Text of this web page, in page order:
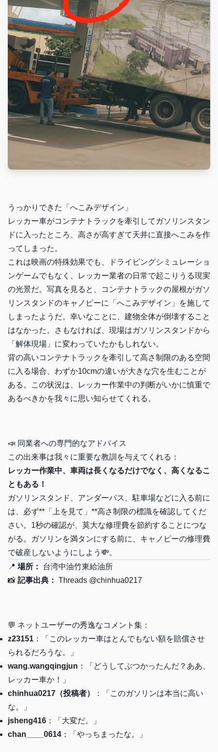
うっかりできた「へこみデザイン」
レッカー車がコンテナトラックを牽引してガソリンスタン
ドに入ったところ、高さが高すぎて天井に直接へこみを作
ってしまった。
これは映画の特殊効果でも、ドライビングシミュレーショ
ンゲームでもなく、レッカー業者の日常で起こりうる現実
の光景だ。写真を見ると、コンテナトラックの屋根がガソ
リンスタンドのキャノピーに「へこみデザイン」を施して
しまったようだ。幸いなことに、建物全体が倒壊すること
はなかった。さもなければ、現場はガソリンスタンドから
「解体現場」に変わっていたかもしれない。
背の高いコンテナトラックを牽引して高さ制限のある空間
に入る場合、わずか10cmの違いが大きな穴を生むことが
ある。この状況は、レッカー作業中の判断がいかに慎重で
あるべきかを我々に思い知らせてくれる。
📣 同業者への専門的なアドバイス
この出来事は我々に重要な教訓を与えてくれる：
レッカー作業中、車両は長くなるだけでなく、高くなるこ
ともある！
ガソリンスタンド、アンダーパス、駐車場などに入る前に
は、必ず**「上を見て」**高さ制限の標識を確認してくだ
さい。1秒の確認が、莫大な修理費を節約することにつな
がる。ガソリンを満タンにする前に、キャノピーの修理費
で破産しないようにしよう💸。
📍 場所：
台湾中油竹東給油所
📸 記事出典： Threads @chinhua0217
💬 ネットユーザーの秀逸なコメント集：
z23151 ：「このレッカー車はとんでもない額を賠償させ
られるだろうな。」
wang.wangqingjun ：「どうしてぶつかったんだ？ああ、
レッカー車か！」
chinhua0217（投稿者）
：「このガソリンは本当に高い
な。」
jsheng416 ：「大変だ。」
chan____0614 ：「やっちまったな。」